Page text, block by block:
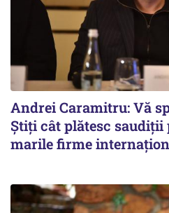
Andrei Caramitru: Vă
Știți cât plătesc saudiții
marile firme